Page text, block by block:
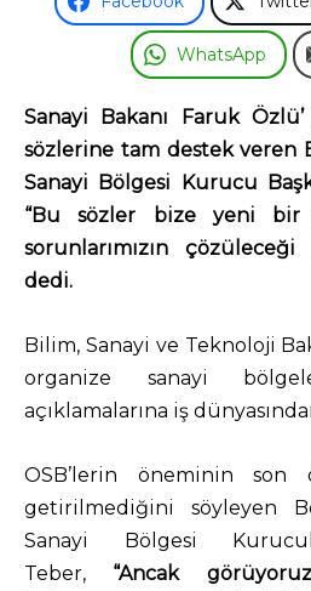
WhatsApp
Sanayi Bakanı Faruk
sözlerine tam destek veren
Sanayi Bölgesi Kurucu
“Bu sözler bize yeni bir
sorunlarımızın
dedi.
Bilim, Sanayi ve Teknoloji
organize sanayi
açıklamalarına iş
OSB’lerin öneminin
getirilmediğini söyleyen
Sanayi Bölgesi
Teber, “Ancak